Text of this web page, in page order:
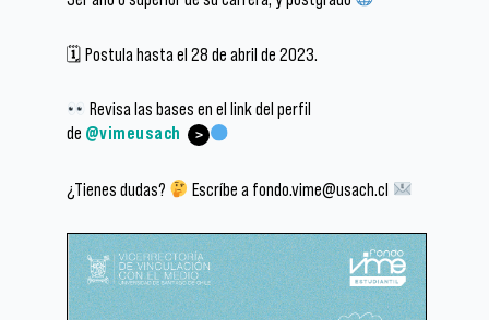
🗓 Postula hasta el 28 de abril de 2023.
Revisa las bases en el link del perfil
de @vimeusach
¿Tienes dudas? Escríbe a fondo.vime@usach.cl